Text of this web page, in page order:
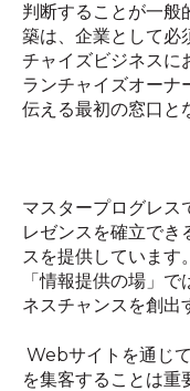
判断することが一般
築は、企業として必
チャイズビジネスに
ランチャイズオーナ
伝える最初の窓口と
マスタープログレス
レゼンスを確立でき
スを提供しています
「情報提供の場」
ネスチャンスを創出
Webサイトを通じ
を集客することは重